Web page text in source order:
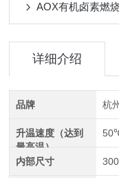
AOX有机卤素燃
详细介绍
品牌 杭
升温速度（达到
最高温）
内部尺寸